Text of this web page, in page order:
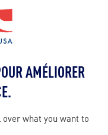
AMÉLIORER
over what you want to